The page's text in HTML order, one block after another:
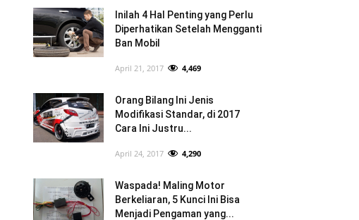
Inilah 4 Hal Penting yang Perlu
Diperhatikan Setelah Mengganti
Ban Mobil
April 21, 2017 4,469
Orang Bilang Ini Jenis
Modifikasi Standar, di 2017
Cara Ini Justru...
April 24, 2017 4,290
Waspada! Maling Motor
Berkeliaran, 5 Kunci Ini Bisa
Menjadi Pengaman yang...